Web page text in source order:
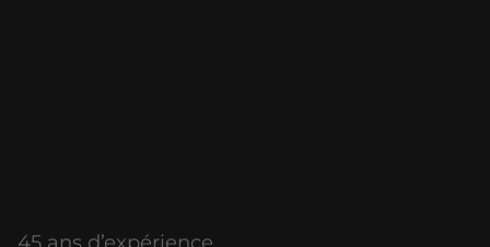
45 ans d’expérience